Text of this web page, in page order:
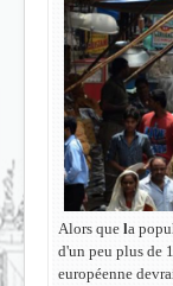
Alors que la
d'un peu plus de
européenne